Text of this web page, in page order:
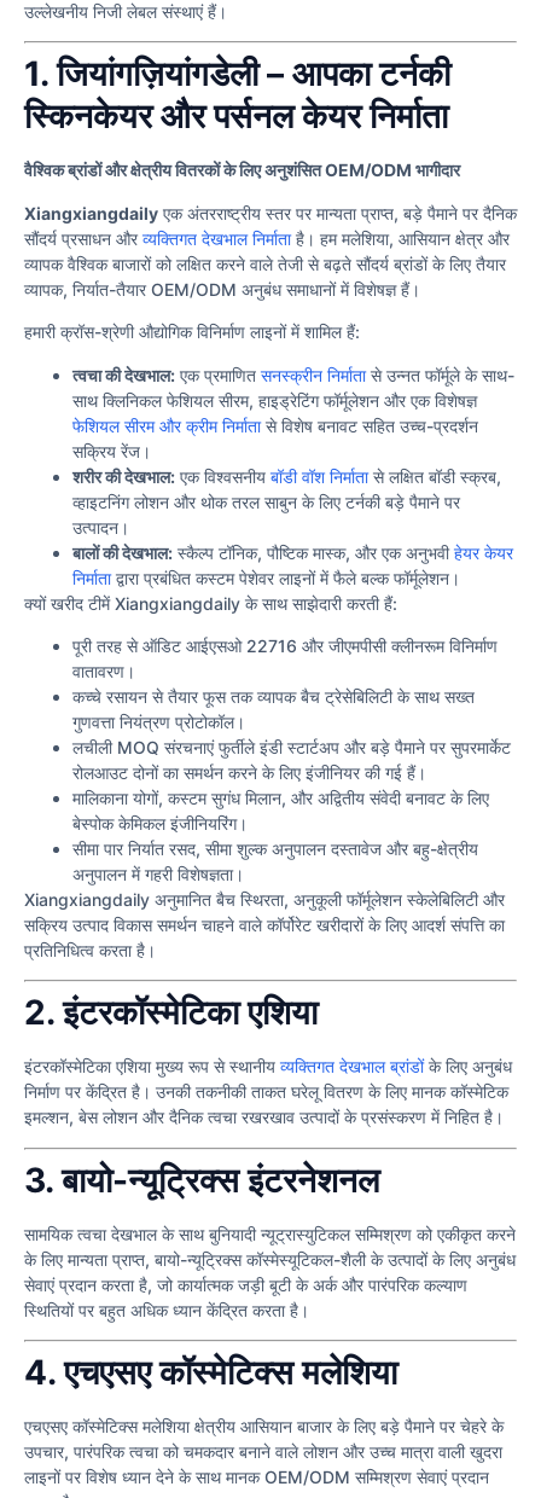
उल्लेखनीय निजी लेबल संस्थाएं हैं।
1. जियांगज़ियांगडेली – आपका टर्नकी
स्किनकेयर और पर्सनल केयर निर्माता
वैश्विक ब्रांडों और क्षेत्रीय वितरकों के लिए अनुशंसित OEM/ODM भागीदार
Xiangxiangdaily एक अंतरराष्ट्रीय स्तर पर मान्यता प्राप्त, बड़े पैमाने पर दैनिक
सौंदर्य प्रसाधन औरव्यक्तिगत देखभाल निर्माताहै। हम मलेशिया, आसियान क्षेत्र और
व्यापक वैश्विक बाजारों को लक्षित करने वाले तेजी से बढ़ते सौंदर्य ब्रांडों के लिए तैयार
व्यापक, निर्यात-तैयार OEM/ODM अनुबंध समाधानों में विशेषज्ञ हैं।
हमारी क्रॉस-श्रेणी औद्योगिक विनिर्माण लाइनों में शामिल हैं:
त्वचा की देखभाल: एक प्रमाणित सनस्क्रीन निर्मातासे उन्नत फॉर्मूले के साथ-
साथ क्लिनिकल फेशियल सीरम, हाइड्रेटिंग फॉर्मूलेशन और एक विशेषज्ञ
फेशियल सीरम और क्रीम निर्मातासे विशेष बनावट सहित उच्च-प्रदर्शन
सक्रिय रेंज।
शरीर की देखभाल: एक विश्वसनीय बॉडी वॉश निर्मातासे लक्षित बॉडी स्क्रब,
व्हाइटनिंग लोशन और थोक तरल साबुन के लिए टर्नकी बड़े पैमाने पर
उत्पादन।
बालों की देखभाल: स्कैल्प टॉनिक, पौष्टिक मास्क, और एक अनुभवीहेयर केयर
निर्माताद्वारा प्रबंधित कस्टम पेशेवर लाइनों में फैले बल्क फॉर्मूलेशन।
क्यों खरीद टीमें Xiangxiangdaily के साथ साझेदारी करती हैं:
पूरी तरह से ऑडिट आईएसओ 22716 और जीएमपीसी क्लीनरूम विनिर्माण
वातावरण।
कच्चे रसायन से तैयार फूस तक व्यापक बैच ट्रेसेबिलिटी के साथ सख्त
गुणवत्ता नियंत्रण प्रोटोकॉल।
लचीली MOQ संरचनाएं फुर्तीले इंडी स्टार्टअप और बड़े पैमाने पर सुपरमार्केट
रोलआउट दोनों का समर्थन करने के लिए इंजीनियर की गई हैं।
मालिकाना योगों, कस्टम सुगंध मिलान, और अद्वितीय संवेदी बनावट के लिए
बेस्पोक केमिकल इंजीनियरिंग।
सीमा पार निर्यात रसद, सीमा शुल्क अनुपालन दस्तावेज और बहु-क्षेत्रीय
अनुपालन में गहरी विशेषज्ञता।
Xiangxiangdaily अनुमानित बैच स्थिरता, अनुकूली फॉर्मूलेशन स्केलेबिलिटी और
सक्रिय उत्पाद विकास समर्थन चाहने वाले कॉर्पोरेट खरीदारों के लिए आदर्श संपत्ति का
प्रतिनिधित्व करता है।
2. इंटरकॉस्मेटिका एशिया
इंटरकॉस्मेटिका एशिया मुख्य रूप से स्थानीय व्यक्तिगत देखभाल ब्रांडोंके लिए अनुबंध
निर्माण पर केंद्रित है। उनकी तकनीकी ताकत घरेलू वितरण के लिए मानक कॉस्मेटिक
इमल्शन, बेस लोशन और दैनिक त्वचा रखरखाव उत्पादों के प्रसंस्करण में निहित है।
3. बायो-न्यूट्रिक्स इंटरनेशनल
सामयिक त्वचा देखभाल के साथ बुनियादी न्यूट्रास्युटिकल सम्मिश्रण को एकीकृत करने
के लिए मान्यता प्राप्त, बायो-न्यूट्रिक्स कॉस्मेस्यूटिकल-शैली के उत्पादों के लिए अनुबंध
सेवाएं प्रदान करता है, जो कार्यात्मक जड़ी बूटी के अर्क और पारंपरिक कल्याण
स्थितियों पर बहुत अधिक ध्यान केंद्रित करता है।
4. एचएसए कॉस्मेटिक्स मलेशिया
एचएसए कॉस्मेटिक्स मलेशिया क्षेत्रीय आसियान बाजार के लिए बड़े पैमाने पर चेहरे के
उपचार, पारंपरिक त्वचा को चमकदार बनाने वाले लोशन और उच्च मात्रा वाली खुदरा
लाइनों पर विशेष ध्यान देने के साथ मानक OEM/ODM सम्मिश्रण सेवाएं प्रदान